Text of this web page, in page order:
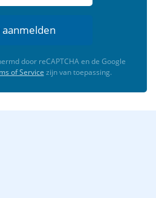
aanmelden
door reCAPTCHA en de Google
of Service zijn van toepassing.